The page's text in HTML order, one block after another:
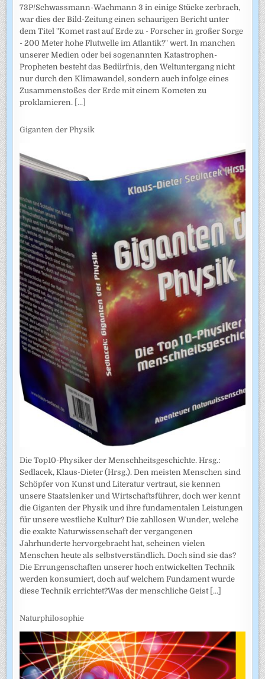
73P/Schwassmann-Wachmann 3 in einige Stücke zerbrach,
war dies der Bild-Zeitung einen schaurigen Bericht unter
dem Titel "Komet rast auf Erde zu - Forscher in großer Sorge
- 200 Meter hohe Flutwelle im Atlantik?" wert. In manchen
unserer Medien oder bei sogenannten Katastrophen-
Propheten besteht das Bedürfnis, den Weltuntergang nicht
nur durch den Klimawandel, sondern auch infolge eines
Zusammenstoßes der Erde mit einem Kometen zu
proklamieren. [...]
Giganten der Physik
Die Top10-Physiker der Menschheitsgeschichte. Hrsg.:
Sedlacek, Klaus-Dieter (Hrsg.). Den meisten Menschen sind
Schöpfer von Kunst und Literatur vertraut, sie kennen
unsere Staatslenker und Wirtschaftsführer, doch wer kennt
die Giganten der Physik und ihre fundamentalen Leistungen
für unsere westliche Kultur? Die zahllosen Wunder, welche
die exakte Naturwissenschaft der vergangenen
Jahrhunderte hervorgebracht hat, scheinen vielen
Menschen heute als selbstverständlich. Doch sind sie das?
Die Errungenschaften unserer hoch entwickelten Technik
werden konsumiert, doch auf welchem Fundament wurde
diese Technik errichtet?Was der menschliche Geist [...]
Naturphilosophie